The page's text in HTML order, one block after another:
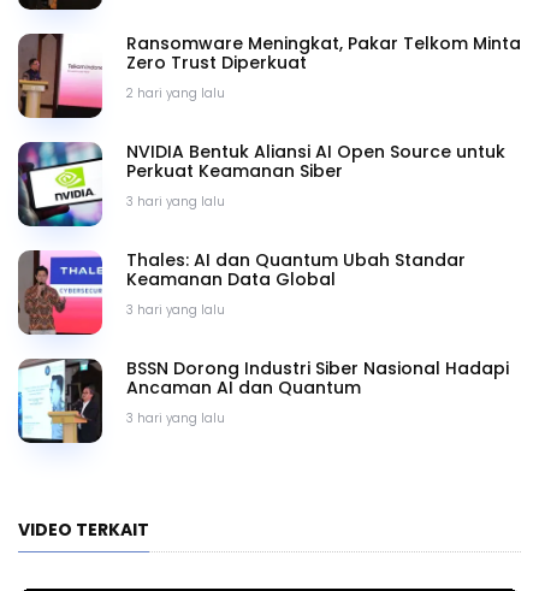
2 hari yang lalu
Ransomware Meningkat, Pakar Telkom Minta
Zero Trust Diperkuat
3 hari yang lalu
NVIDIA Bentuk Aliansi AI Open Source untuk
Perkuat Keamanan Siber
3 hari yang lalu
Thales: AI dan Quantum Ubah Standar
Keamanan Data Global
3 hari yang lalu
BSSN Dorong Industri Siber Nasional Hadapi
Ancaman AI dan Quantum
VIDEO TERKAIT